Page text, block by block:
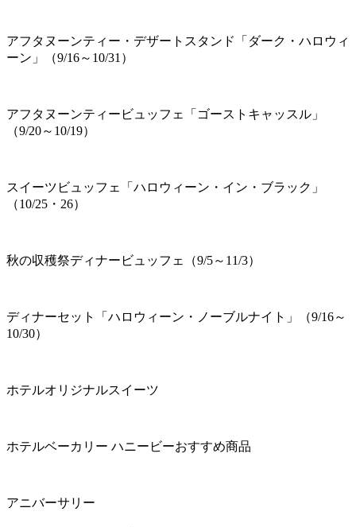
アフタヌーンティー・デザートスタンド「ダーク・ハロウィ
ーン」（9/16～10/31）
アフタヌーンティービュッフェ「ゴーストキャッスル」
（9/20～10/19）
スイーツビュッフェ「ハロウィーン・イン・ブラック」
（10/25・26）
秋の収穫祭ディナービュッフェ（9/5～11/3）
ディナーセット「ハロウィーン・ノーブルナイト」（9/16～
10/30）
ホテルオリジナルスイーツ
ホテルベーカリー ハニービーおすすめ商品
アニバーサリー